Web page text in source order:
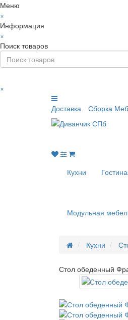
Меню
×
Информация
×
Поиск товаров
×
Доставка
Сборка
Кухни
Модульная
Кухни
Стол обеденный